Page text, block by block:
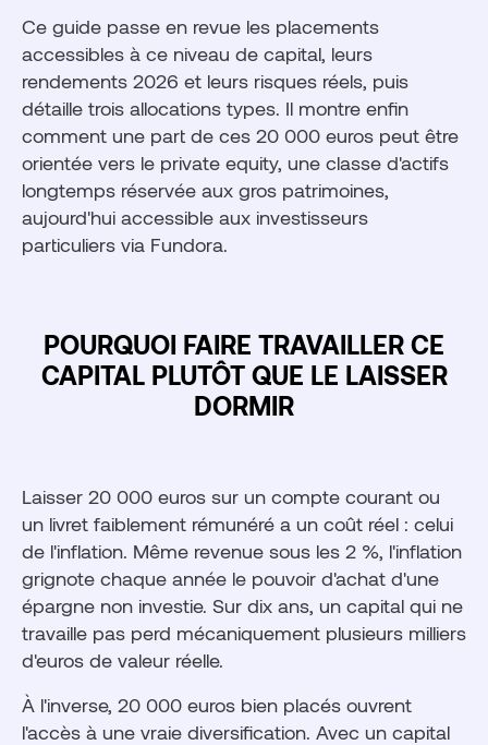
Ce guide passe en revue les placements
accessibles à ce niveau de capital, leurs
rendements 2026 et leurs risques réels, puis
détaille trois allocations types. Il montre enfin
comment une part de ces 20 000 euros peut être
orientée vers le private equity, une classe d'actifs
longtemps réservée aux gros patrimoines,
aujourd'hui accessible aux investisseurs
particuliers via Fundora.
POURQUOI FAIRE TRAVAILLER CE
CAPITAL PLUTÔT QUE LE LAISSER
DORMIR
Laisser 20 000 euros sur un compte courant ou
un livret faiblement rémunéré a un coût réel : celui
de l'inflation. Même revenue sous les 2 %, l'inflation
grignote chaque année le pouvoir d'achat d'une
épargne non investie. Sur dix ans, un capital qui ne
travaille pas perd mécaniquement plusieurs milliers
d'euros de valeur réelle.
À l'inverse, 20 000 euros bien placés ouvrent
l'accès à une vraie diversification. Avec un capital